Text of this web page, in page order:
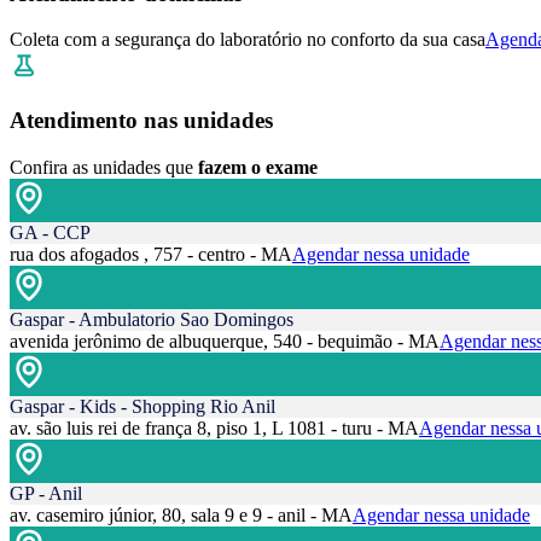
Coleta com a segurança do laboratório no conforto da sua casa
Atendimento nas unidades
Confira as unidades que fazem o exame
GA - CCP
rua dos afogados , 757 - centro - MAAgendar nessa unidade
Gaspar - Ambulatorio Sao Domingos
avenida jerônimo de albuquerque, 540 - bequimão - MAAgendar
Gaspar - Kids - Shopping Rio Anil
av. são luis rei de frança 8, piso 1, L 1081 - turu - MAAgendar nessa
GP - Anil
av. casemiro júnior, 80, sala 9 e 9 - anil - MAAgendar nessa unidade